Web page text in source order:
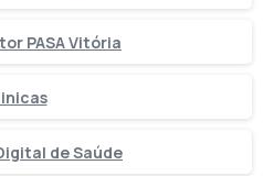
PASA Vitória
de Saúde